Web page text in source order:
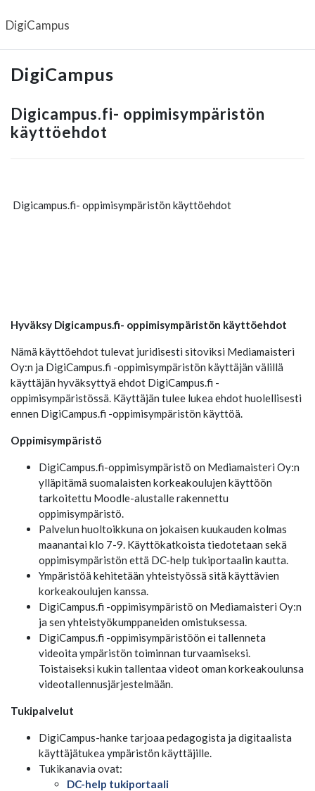
DigiCampus
DigiCampus
Digicampus.fi- oppimisympäristön
käyttöehdot
Digicampus.fi- oppimisympäristön käyttöehdot
Hyväksy Digicampus.fi- oppimisympäristön käyttöehdot
Nämä käyttöehdot tulevat juridisesti sitoviksi Mediamaisteri
Oy:n ja DigiCampus.fi -oppimisympäristön käyttäjän välillä
käyttäjän hyväksyttyä ehdot DigiCampus.fi -
oppimisympäristössä. Käyttäjän tulee lukea ehdot huolellisesti
ennen DigiCampus.fi -oppimisympäristön käyttöä.
Oppimisympäristö
DigiCampus.fi-oppimisympäristö on Mediamaisteri Oy:n
ylläpitämä suomalaisten korkeakoulujen käyttöön
tarkoitettu Moodle-alustalle rakennettu
oppimisympäristö.
Palvelun huoltoikkuna on jokaisen kuukauden kolmas
maanantai klo 7-9. Käyttökatkoista tiedotetaan sekä
oppimisympäristön että DC-help tukiportaalin kautta.
Ympäristöä kehitetään yhteistyössä sitä käyttävien
korkeakoulujen kanssa.
DigiCampus.fi -oppimisympäristö on Mediamaisteri Oy:n
ja sen yhteistyökumppaneiden omistuksessa.
DigiCampus.fi -oppimisympäristöön ei tallenneta
videoita ympäristön toiminnan turvaamiseksi.
Toistaiseksi kukin tallentaa videot oman korkeakoulunsa
videotallennusjärjestelmään.
Tukipalvelut
DigiCampus-hanke tarjoaa pedagogista ja digitaalista
käyttäjätukea ympäristön käyttäjille.
Tukikanavia ovat:
DC-help tukiportaali